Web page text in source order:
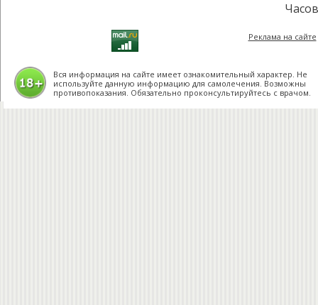
Реклама на сайте
Вся информация на сайте имеет ознакомительный характер. Не
используйте данную информацию для самолечения. Возможны
противопоказания. Обязательно проконсультируйтесь с врачом.